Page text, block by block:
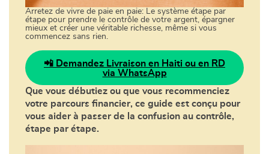
Arretez de vivre de paie en paie: Le système étape par
étape pour prendre le contrôle de votre argent, épargner
mieux et créer une véritable richesse, même si vous
commencez sans rien.
📲 Demandez Livraison en Haiti ou en RD
via WhatsApp
Que vous débutiez ou que vous recommenciez
votre parcours financier, ce guide est conçu pour
vous aider à passer de la confusion au contrôle,
étape par étape.